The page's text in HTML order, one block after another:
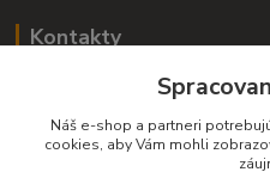
Kontakty
+421 2 2090 6911
(Po-Pia, 8:30-17:00 hod.)
Náš e-shop a partneri
cookies, aby Vám mohli